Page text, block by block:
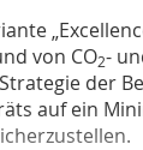
von CO2-
der
auf ein